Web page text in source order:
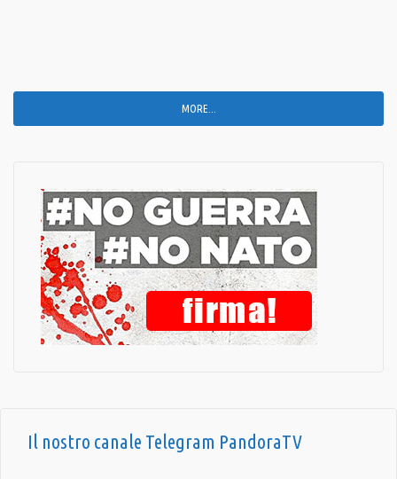
MORE...
Il nostro canale Telegram PandoraTV